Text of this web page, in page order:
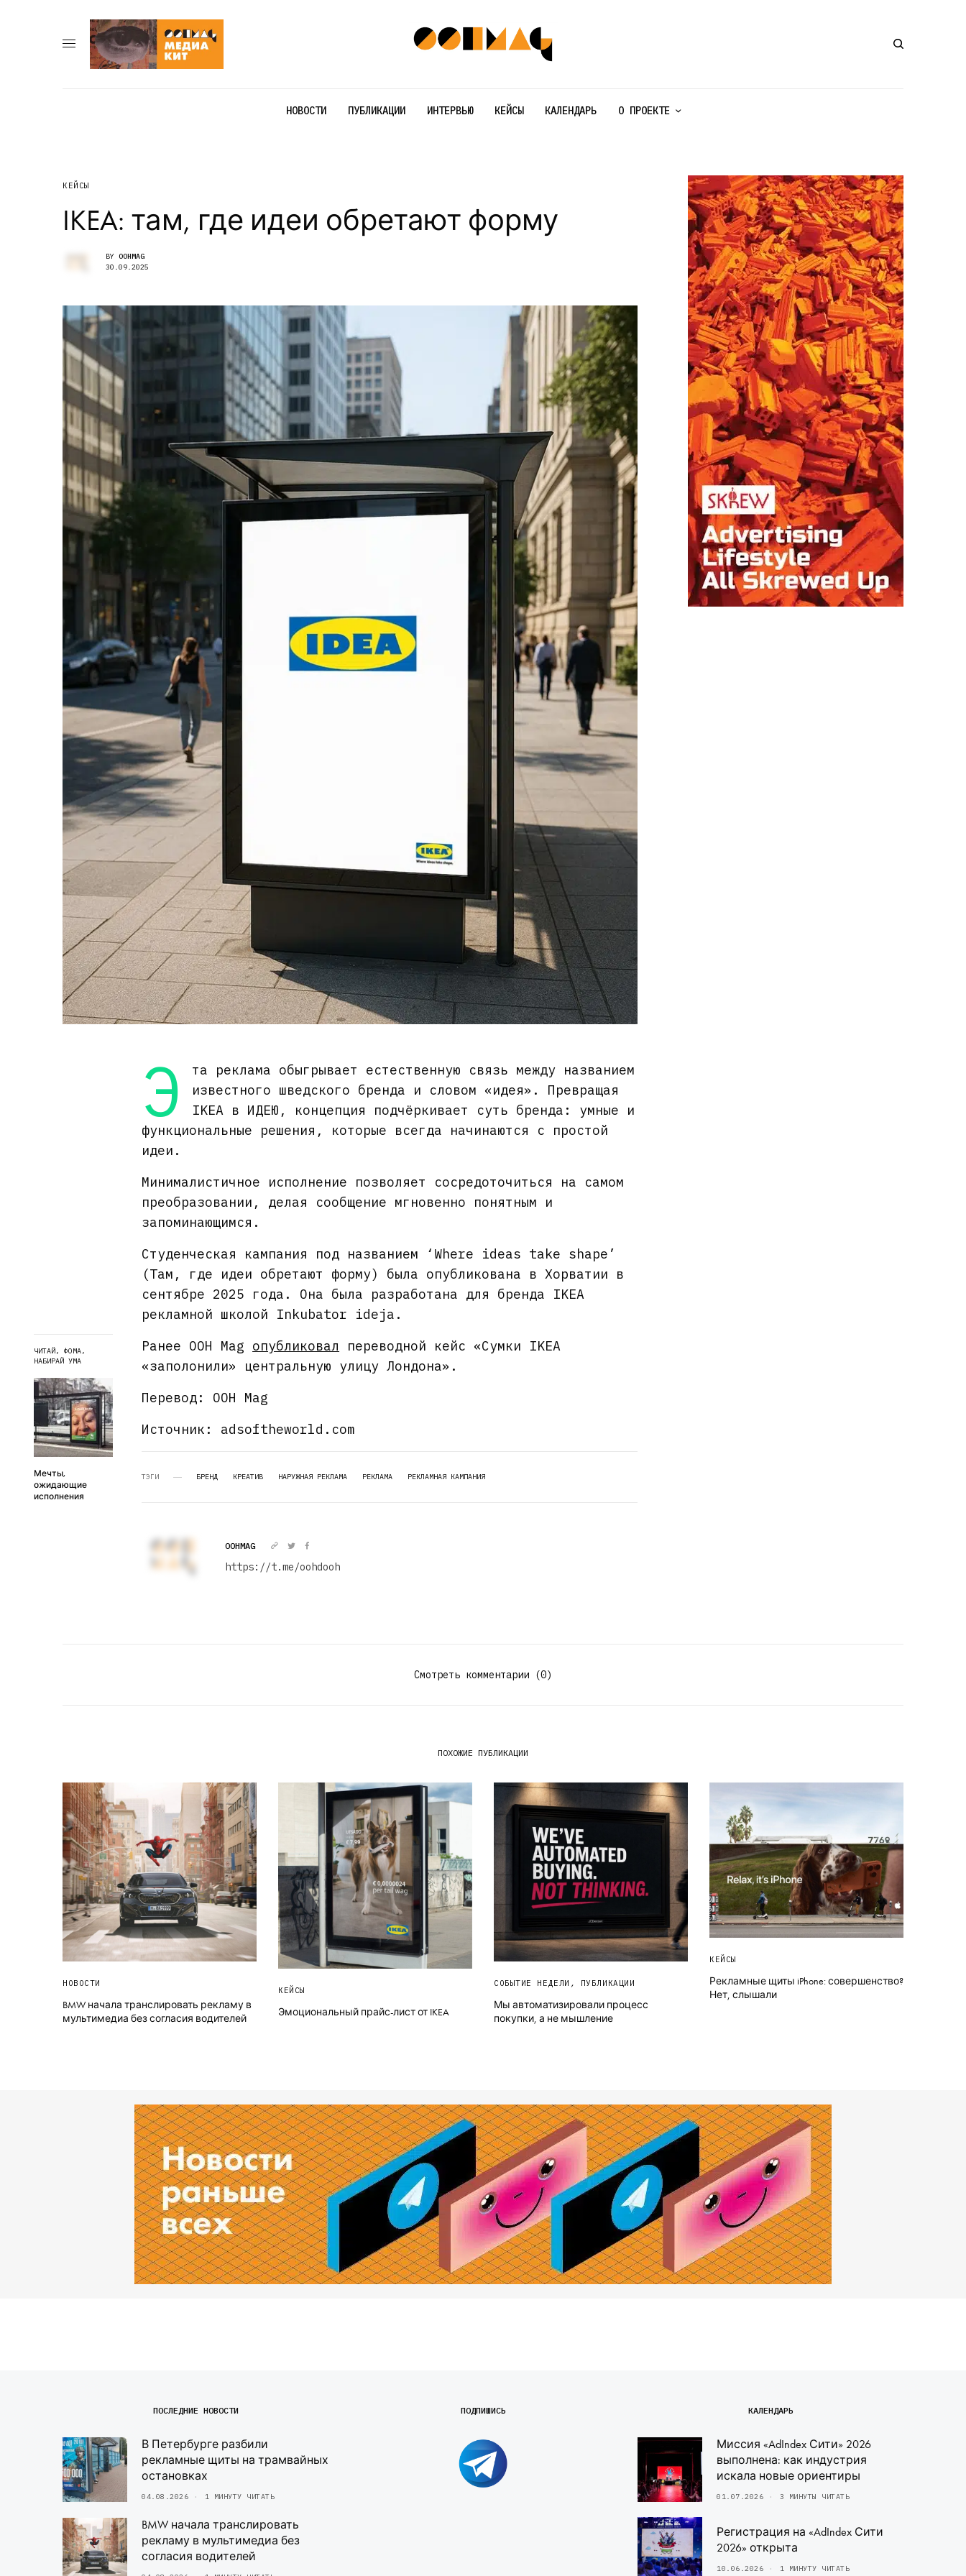
НОВОСТИ ПУБЛИКАЦИИ ИНТЕРВЬЮ КЕЙСЫ КАЛЕНДАРЬ О ПРОЕКТЕ
КЕЙСЫ
IKEA: там, где идеи обретают форму
BY OOHMAG
30.09.2025
ЧИТАЙ, ФОМА,
НАБИРАЙ УМА
Мечты,
ожидающие
исполнения
Э
та реклама обыгрывает естественную связь между названием
известного шведского бренда и словом «идея». Превращая
IKEA в ИДЕЮ, концепция подчёркивает суть бренда: умные и
функциональные решения, которые всегда начинаются с простой
идеи.
Минималистичное исполнение позволяет сосредоточиться на самом
преобразовании, делая сообщение мгновенно понятным и
запоминающимся.
Cтуденческая кампания под названием ‘Where ideas take shape’
(Там, где идеи обретают форму) была опубликована в Хорватии в
сентябре 2025 года. Она была разработана для бренда IKEA
рекламной школой Inkubator ideja.
Ранее OOH Mag опубликовал переводной кейс «Сумки IKEA
«заполонили» центральную улицу Лондона».
Перевод: OOH Mag
Источник: adsoftheworld.com
ТЭГИ БРЕНД КРЕАТИВ НАРУЖНАЯ РЕКЛАМА РЕКЛАМА РЕКЛАМНАЯ КАМПАНИЯ
OOHMAG
https://t.me/oohdooh
Смотреть комментарии (0)
ПОХОЖИЕ ПУБЛИКАЦИИ
НОВОСТИ
BMW начала транслировать рекламу в
мультимедиа без согласия водителей
КЕЙСЫ
Эмоциональный прайс-лист от IKEA
СОБЫТИЕ НЕДЕЛИ , ПУБЛИКАЦИИ
Мы автоматизировали процесс
покупки, а не мышление
КЕЙСЫ
Рекламные щиты iPhone: совершенство?
Нет, слышали
ПОСЛЕДНИЕ НОВОСТИ
В Петербурге разбили
рекламные щиты на трамвайных
остановках
04.08.2026 1 МИНУТУ ЧИТАТЬ
BMW начала транслировать
рекламу в мультимедиа без
согласия водителей
ПОДПИШИСЬ КАЛЕНДАРЬ
Миссия «AdIndex Сити» 2026
выполнена: как индустрия
искала новые ориентиры
01.07.2026 3 МИНУТЫ ЧИТАТЬ
Регистрация на «AdIndex Сити
2026» открыта
10.06.2026 1 МИНУТУ ЧИТАТЬ